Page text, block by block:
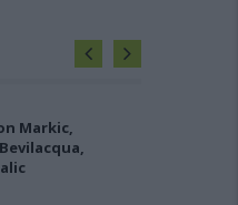
Markic,